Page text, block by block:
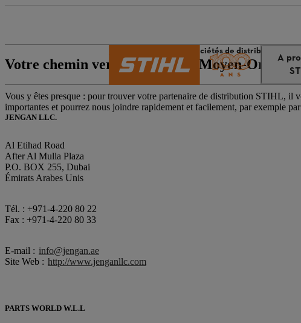
A
Sociétés de distribution au
Votre chemin vers STIHL – au Moyen-Orient
Vous y êtes presque : pour trouver votre partenaire de distribution STIHL, il
importantes et pourrez nous joindre rapidement et facilement, par exemple
JENGAN LLC.
Al Etihad Road
After Al Mulla Plaza
P.O. BOX 255, Dubai
Émirats Arabes Unis
Tél. : +971-4-220 80 22
Fax : +971-4-220 80 33
E-mail : info@jengan.ae
Site Web : http://www.jenganllc.com
PARTS WORLD W.L.L